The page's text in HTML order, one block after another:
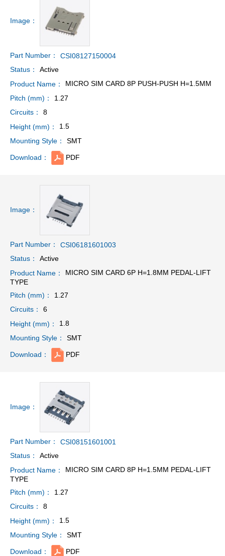
Image：
Part Number：
CSI08127150004
Status：
Active
Product Name：
MICRO SIM CARD 8P PUSH-PUSH H=1.5MM
Pitch (mm)：
1.27
Circuits：
8
Height (mm)：
1.5
Mounting Style：
SMT
Download： PDF
Image：
Part Number：
CSI06181601003
Status：
Active
Product Name：
MICRO SIM CARD 6P H=1.8MM PEDAL-LIFT
TYPE
Pitch (mm)：
1.27
Circuits：
6
Height (mm)：
1.8
Mounting Style：
SMT
Download： PDF
Image：
Part Number：
CSI08151601001
Status：
Active
Product Name：
MICRO SIM CARD 8P H=1.5MM PEDAL-LIFT
TYPE
Pitch (mm)：
1.27
Circuits：
8
Height (mm)：
1.5
Mounting Style：
SMT
Download： PDF